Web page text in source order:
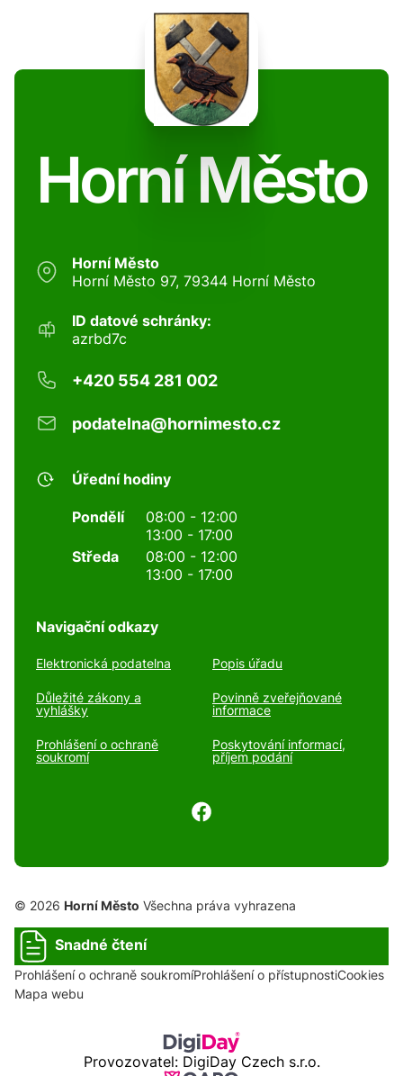
Horní Město
Horní Město
Horní Město 97, 79344 Horní Město
ID datové schránky:
azrbd7c
+420 554 281 002
podatelna@hornimesto.cz
Úřední hodiny
Pondělí
08:00 - 12:00
13:00 - 17:00
Středa
08:00 - 12:00
13:00 - 17:00
Navigační odkazy
Elektronická podatelna Popis úřadu
Důležité zákony a
vyhlášky
Povinně zveřejňované
informace
Prohlášení o ochraně
soukromí
Poskytování informací,
příjem podání
© 2026 Horní Město Všechna práva vyhrazena
Snadné čtení
Prohlášení o ochraně soukromíProhlášení o přístupnostiCookies
Mapa webu
Provozovatel: DigiDay Czech s.r.o.